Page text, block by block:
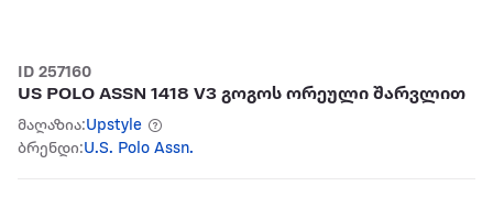
ID 257160
US POLO ASSN 1418 V3 გოგოს ორეული შარვლით
მაღაზია:Upstyle
ბრენდი:U.S. Polo Assn.